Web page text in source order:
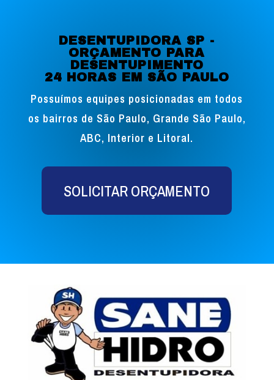
DESENTUPIDORA SP -
ORÇAMENTO PARA
DESENTUPIMENTO
24 HORAS EM SÃO PAULO
Possuímos equipes posicionadas em todos
os bairros de São Paulo, Grande São Paulo,
ABC, Interior e Litoral.
SOLICITAR ORÇAMENTO